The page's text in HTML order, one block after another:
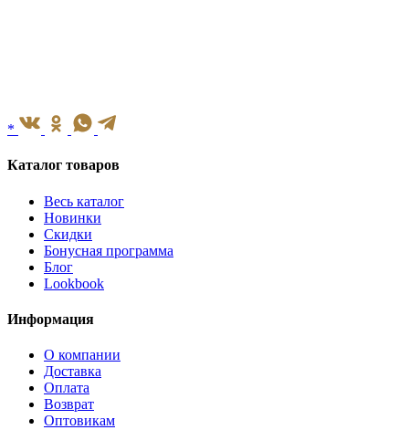
*
Каталог товаров
Весь каталог
Новинки
Скидки
Бонусная программа
Блог
Lookbook
Информация
О компании
Доставка
Оплата
Возврат
Оптовикам